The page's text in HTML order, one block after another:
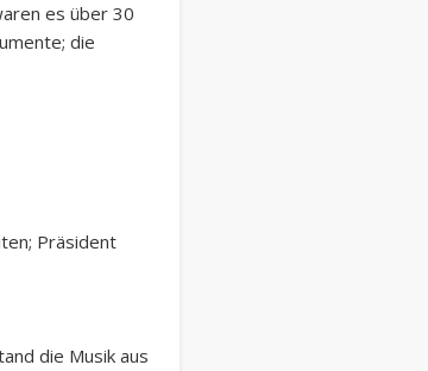
es über 30
die
Präsident
die Musik aus